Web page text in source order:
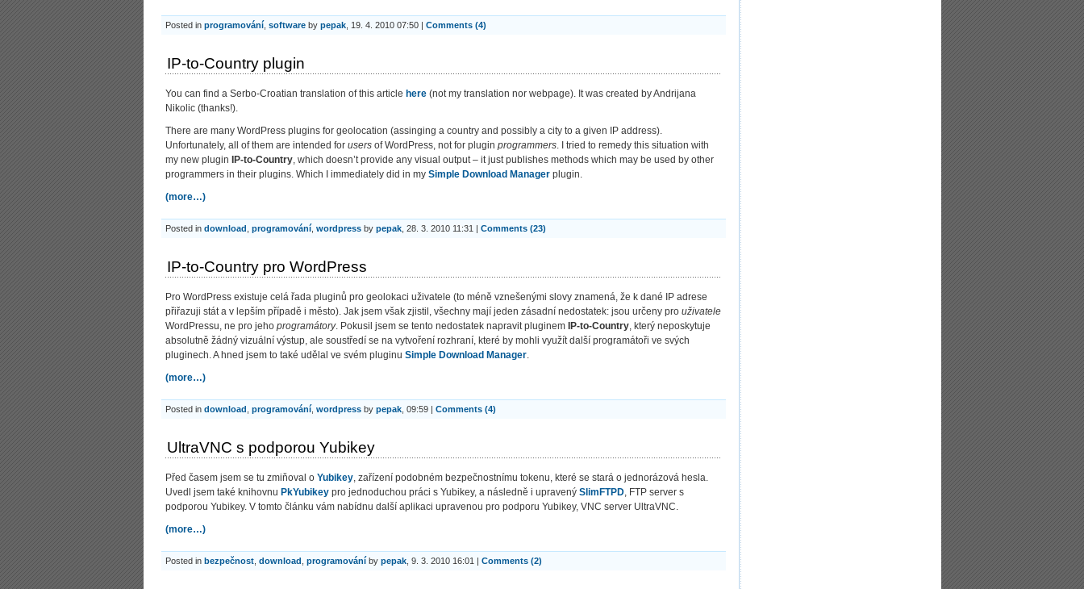
Posted in programování, softwareby pepak, 19. 4. 2010 07:50 | Comments (4)
IP-to-Country plugin
You can find a Serbo-Croatian translation of this article here(not my translation nor webpage). It was created by Andrijana
Nikolic (thanks!).
There are many WordPress plugins for geolocation (assinging a country and possibly a city to a given IP address).
Unfortunately, all of them are intended for usersof WordPress, not for plugin programmers. I tried to remedy this situation with
my new plugin IP-to-Country, which doesn’t provide any visual output – it just publishes methods which may be used by other
programmers in their plugins. Which I immediately did in my Simple Download Managerplugin.
(more…)
Posted in download programování, wordpressby pepak, 28. 3. 2010 11:31 | Comments (23)
IP-to-Country pro WordPress
Pro WordPress existuje celá řada pluginů pro geolokaci uživatele (to méně vznešenými slovy znamená, že k dané IP adrese
přiřazuji stát a v lepším případě i město). Jak jsem však zjistil, všechny mají jeden zásadní nedostatek: jsou určeny pro uživatele
WordPressu, ne pro jeho programátory. Pokusil jsem se tento nedostatek napravit pluginem IP-to-Country, který neposkytuje
absolutně žádný vizuální výstup, ale soustředí se na vytvoření rozhraní, které by mohli využít další programátoři ve svých
pluginech. A hned jsem to také udělal ve svém pluginu Simple Download Manager.
(more…)
Posted in download programování, wordpressby pepak, 09:59 | Comments (4)
UltraVNC s podporou Yubikey
Před časem jsem se tu zmiňoval o Yubikey, zařízení podobném bezpečnostnímu tokenu, které se stará o jednorázová hesla.
Uvedl jsem také knihovnu PkYubikeypro jednoduchou práci s Yubikey, a následně i upravený SlimFTPD, FTP server s
podporou Yubikey. V tomto článku vám nabídnu další aplikaci upravenou pro podporu Yubikey, VNC server UltraVNC.
(more…)
Posted in bezpečnost, download programováníby pepak, 9. 3. 2010 16:01 | Comments (2)